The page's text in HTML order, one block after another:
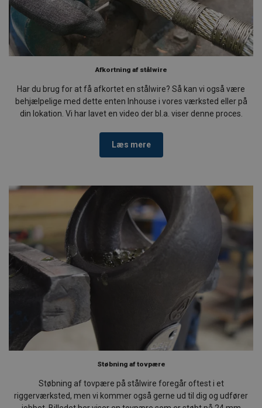
Afkortning af stålwire
Har du brug for at få afkortet en stålwire? Så kan vi også være
behjælpelige med dette enten Inhouse i vores værksted eller på
din lokation. Vi har lavet en video der bl.a. viser denne proces.
Læs mere
Støbning af tovpære
Støbning af tovpære på stålwire foregår oftest i et
riggerværksted, men vi kommer også gerne ud til dig og udfører